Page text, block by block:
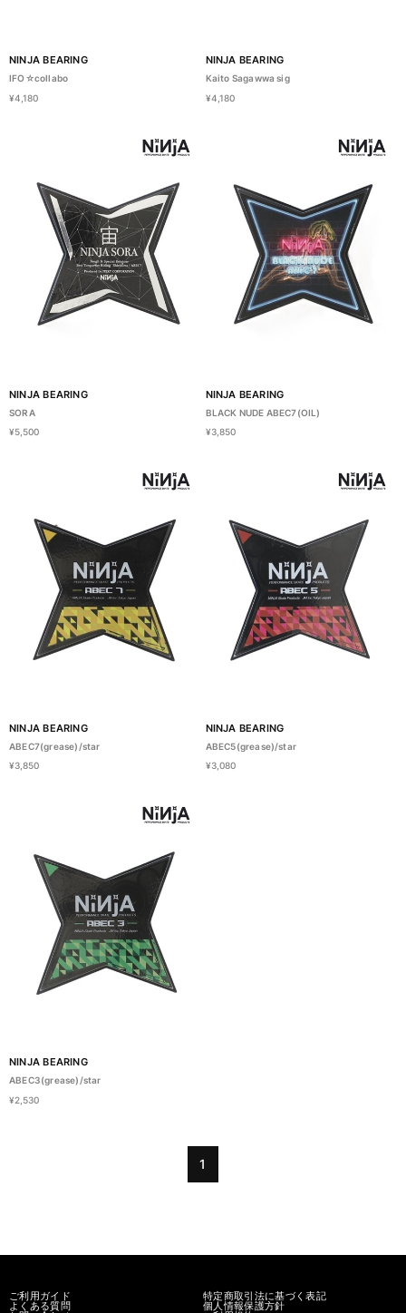
NINJA BEARING
IFO☆collabo
¥4,180
NINJA BEARING
Kaito Sagawwa sig
¥4,180
NINJA BEARING
SORA
¥5,500
NINJA BEARING
BLACK NUDE ABEC7(OIL)
¥3,850
NINJA BEARING
ABEC7(grease)/star
¥3,850
NINJA BEARING
ABEC5(grease)/star
¥3,080
NINJA BEARING
ABEC3(grease)/star
¥2,530
1
ご利用ガイド
よくある質問
特定商取引法に基づく表記
個人情報保護方針